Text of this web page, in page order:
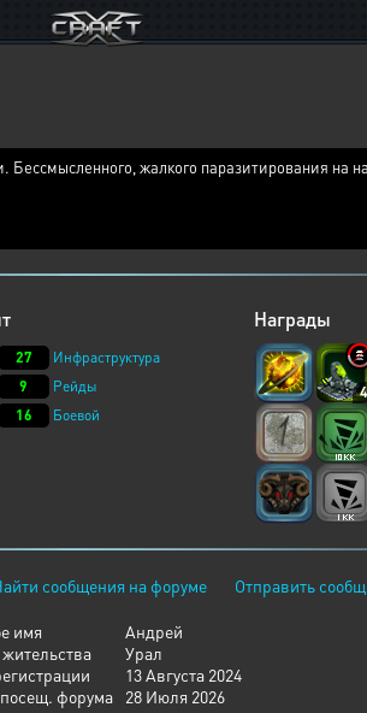
жалкого паразитирования на
27
Инфраструктура
9
Рейды
16
Боевой
Награды
4
сообщения на форуме Отправить
имя
Андрей
Урал
13 Августа 2024
форума
28 Июля 2026